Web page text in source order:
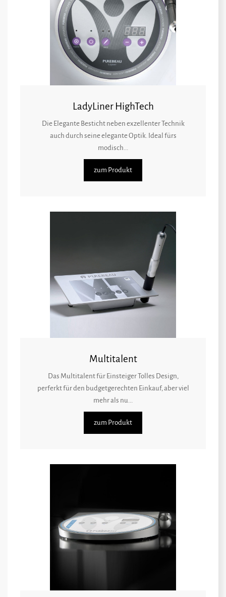
LadyLiner HighTech
Die Elegante Besticht neben exzellenter Technik
auch durch seine elegante Optik. Ideal fürs
modisch...
zum Produkt
Multitalent
Das Multitalent für Einsteiger Tolles Design,
perferkt für den budgetgerechten Einkauf, aber viel
mehr als nu...
zum Produkt